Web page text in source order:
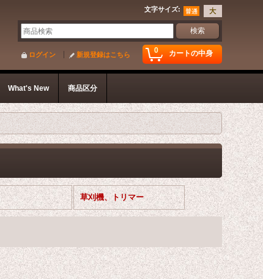
文字サイズ:
0 カートの中身
ログイン 新規登録はこちら
What's New 商品区分
草刈機、トリマー